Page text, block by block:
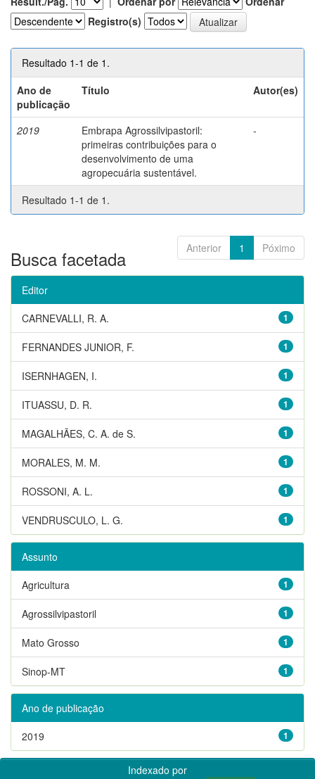
Registro(s)
Resultado 1-1 de 1.
Ano de
publicação
Título Autor(es)
2019
Embrapa Agrossilvipastoril:
primeiras contribuições para o
desenvolvimento de uma
agropecuária sustentável.
-
Resultado 1-1 de 1.
Anterior 1 Póximo
Busca facetada
Editor
1
CARNEVALLI, R. A.
1
FERNANDES JUNIOR, F.
1
ISERNHAGEN, I.
1
ITUASSU, D. R.
1
MAGALHÃES, C. A. de S.
1
MORALES, M. M.
1
ROSSONI, A. L.
1
VENDRUSCULO, L. G.
Assunto
1
Agricultura
1
Agrossilvipastoril
1
Mato Grosso
1
Sinop-MT
Ano de publicação
1
2019
Indexado por